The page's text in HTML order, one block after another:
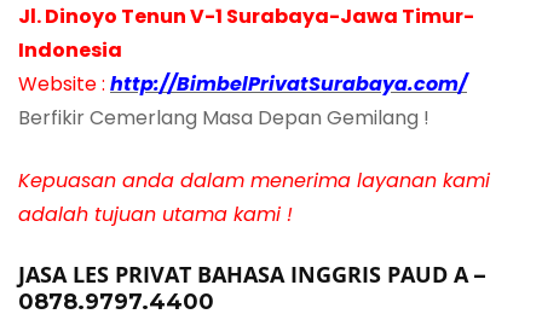
Jl. Dinoyo Tenun V-1 Surabaya-Jawa Timur-
Indonesia
Website : http://BimbelPrivatSurabaya.com/
Berfikir Cemerlang Masa Depan Gemilang !
Kepuasan anda dalam menerima layanan kami
adalah tujuan utama kami !
JASA LES PRIVAT BAHASA INGGRIS PAUD A–
0878.9797.4400